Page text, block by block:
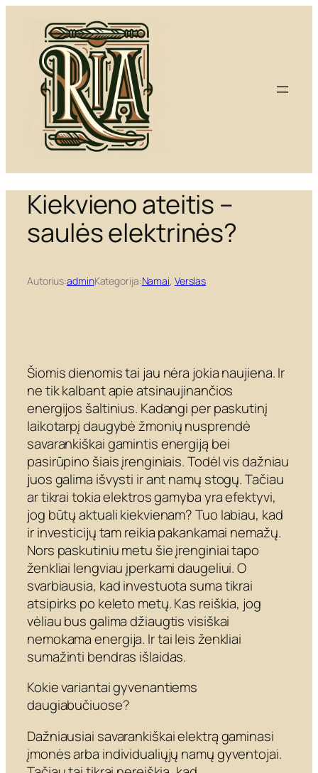
turinio
Kiekvieno ateitis –
saulės elektrinės?
Autorius:adminKategorija:Namai, Verslas
Šiomis dienomis tai jau nėra jokia naujiena. Ir
ne tik kalbant apie atsinaujinančios
energijos šaltinius. Kadangi per paskutinį
laikotarpį daugybė žmonių nusprendė
savarankiškai gamintis energiją bei
pasirūpino šiais įrenginiais. Todėl vis dažniau
juos galima išvysti ir ant namų stogų. Tačiau
ar tikrai tokia elektros gamyba yra efektyvi,
jog būtų aktuali kiekvienam? Tuo labiau, kad
ir investicijų tam reikia pakankamai nemažų.
Nors paskutiniu metu šie įrenginiai tapo
ženkliai lengviau įperkami daugeliui. O
svarbiausia, kad investuota suma tikrai
atsipirks po keleto metų. Kas reiškia, jog
vėliau bus galima džiaugtis visiškai
nemokama energija. Ir tai leis ženkliai
sumažinti bendras išlaidas.
Kokie variantai gyvenantiems
daugiabučiuose?
Dažniausiai savarankiškai elektrą gaminasi
įmonės arba individualiųjų namų gyventojai.